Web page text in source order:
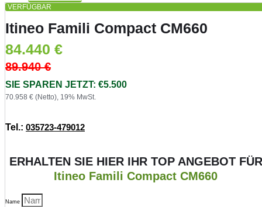
VERFÜGBAR
Itineo Famili Compact CM660
84.440 €
89.940€
SIE SPAREN JETZT: €5.500
70.958 € (Netto), 19% MwSt.
Tel.: 035723-479012
ERHALTEN SIE HIER IHR TOP ANGEBOT FÜR
Itineo Famili Compact CM660
Name